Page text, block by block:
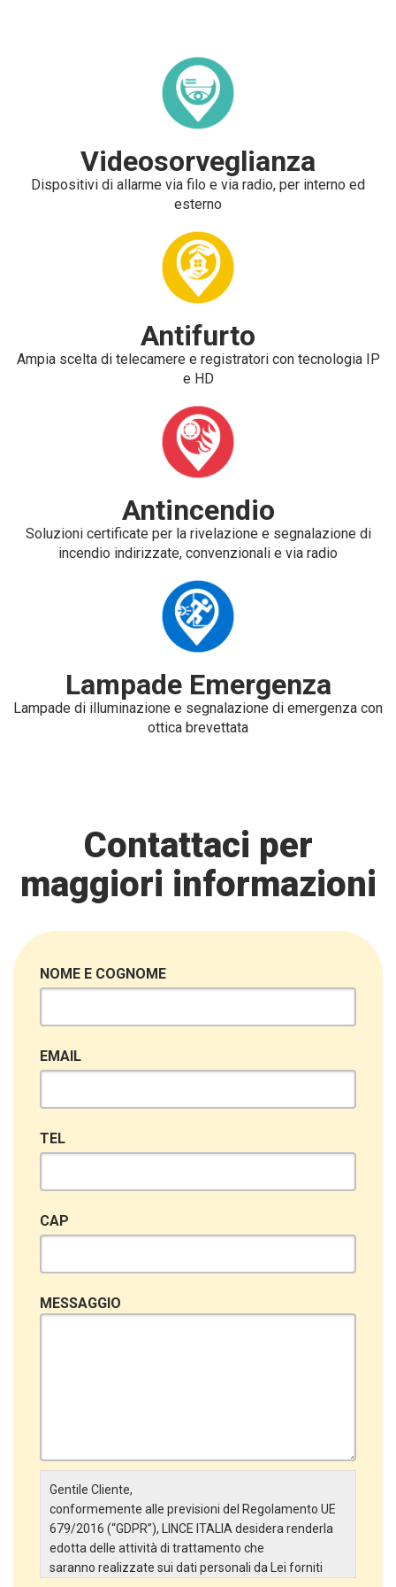
Videosorveglianza
Dispositivi di allarme via filo e via radio, per interno ed
esterno
Antifurto
Ampia scelta di telecamere e registratori con tecnologia IP
e HD
Antincendio
Soluzioni certificate per la rivelazione e segnalazione di
incendio indirizzate, convenzionali e via radio
Lampade Emergenza
Lampade di illuminazione e segnalazione di emergenza con
ottica brevettata
Contattaci per
maggiori informazioni
NOME E COGNOME
EMAIL
TEL
CAP
MESSAGGIO
Gentile Cliente,
conformemente alle previsioni del Regolamento UE
679/2016 (“GDPR”), LINCE ITALIA desidera renderla
edotta delle attività di trattamento che
saranno realizzate sui dati personali da Lei forniti